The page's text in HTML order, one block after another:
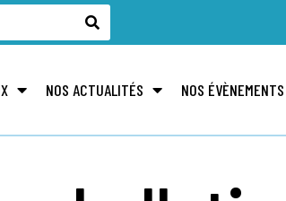
NOS ACTUALITÉS NOS ÉVÈNEMENTS